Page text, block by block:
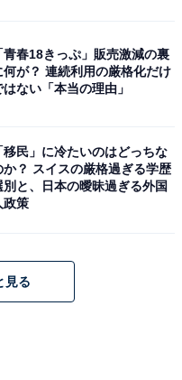
公式Webサイトより）
然に囲まれた高原リゾ
りで作られた趣深い大
の旬の食材を活かした
おもてなしと共に贅沢
青春18きっぷ」販売激減の裏
何が？ 連続利用の厳格化だけ
はない「本当の理由」
移民」に冷たいのはどっちな
か？ スイスの厳格過ぎる学歴
別と、日本の曖昧過ぎる外国
政策
見る